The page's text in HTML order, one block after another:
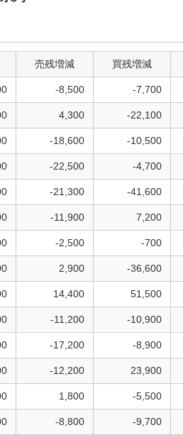
売残増減 買残増減
-8,500 -7,700
4,300 -22,100
-18,600 -10,500
-22,500 -4,700
-21,300 -41,600
-11,900 7,200
-2,500 -700
2,900 -36,600
14,400 51,500
-11,200 -10,900
-17,200 -8,900
-12,200 23,900
1,800 -5,500
-8,800 -9,700